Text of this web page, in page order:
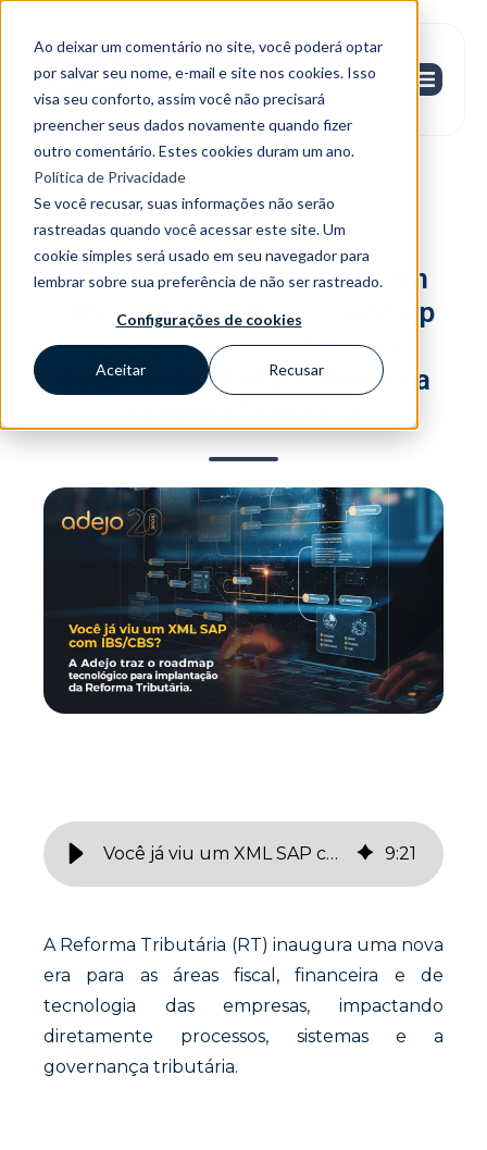
Ao deixar um comentário no site, você poderá optar
por salvar seu nome, e-mail e site nos cookies. Isso
visa seu conforto, assim você não precisará
preencher seus dados novamente quando fizer
outro comentário. Estes cookies duram um ano.
Política de Privacidade
Se você recusar, suas informações não serão
rastreadas quando você acessar este site. Um
cookie simples será usado em seu navegador para
lembrar sobre sua preferência de não ser rastreado.
Configurações de cookies
Aceitar Recusar
Reforma Tributária
Você já viu um XML SAP com
CBS e IBS? Confira o roadmap
para atualizar sistemas e
documentos fiscais diante da
Você já viu um XML SAP com CBS e IBS? Confira o roadmap para atualizar sistemas e documentos fiscais diante da Reforma Tributária 9:21
A Reforma Tributária (RT) inaugura uma nova
era para as áreas fiscal, financeira e de
tecnologia das empresas, impactando
diretamente processos, sistemas e a
governança tributária.